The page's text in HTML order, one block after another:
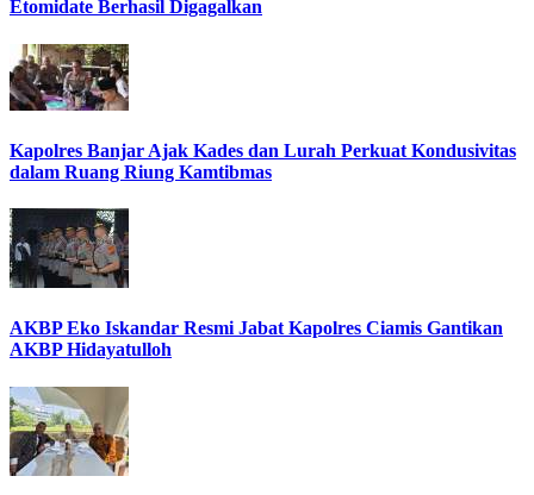
Etomidate Berhasil Digagalkan
Kapolres Banjar Ajak Kades dan Lurah Perkuat Kondusivitas
dalam Ruang Riung Kamtibmas
AKBP Eko Iskandar Resmi Jabat Kapolres Ciamis Gantikan
AKBP Hidayatulloh